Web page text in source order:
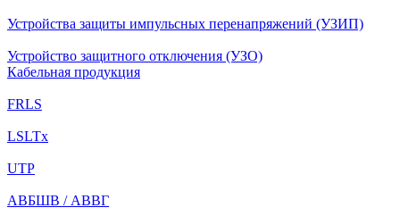
Устройства защиты импульсных перенапряжений (УЗИП)
Устройство защитного отключения (УЗО)
Кабельная продукция
FRLS
LSLTx
UTP
АВБШВ / АВВГ